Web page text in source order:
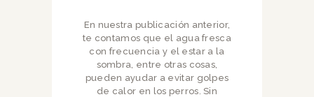
En nuestra publicación anterior,
te contamos que el agua fresca
con frecuencia y el estar a la
sombra, entre otras cosas,
pueden ayudar a evitar golpes
de calor en los perros. Sin